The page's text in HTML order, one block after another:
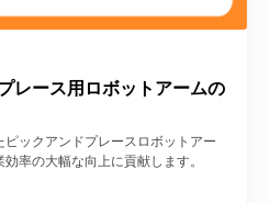
レース用ロボットアームの
ックアンドプレースロボットアー
率の大幅な向上に貢献します。